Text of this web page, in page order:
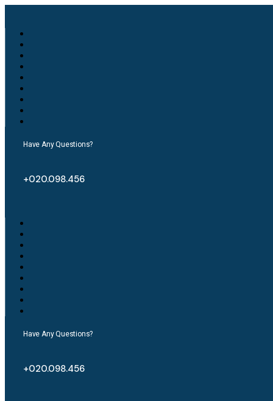
+020.098.456
Have Any Questions?
+020.098.456
Have Any Questions?